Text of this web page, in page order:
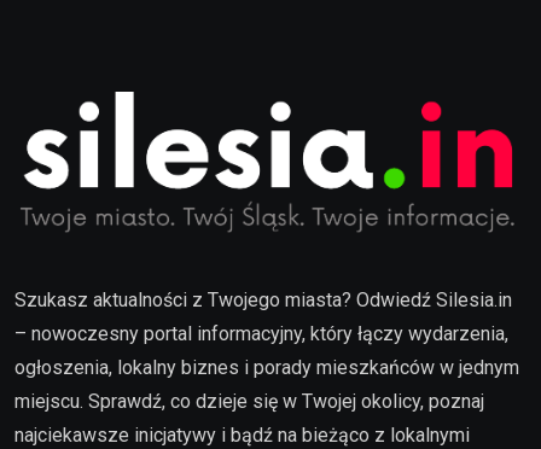
Szukasz aktualności z Twojego miasta? Odwiedź Silesia.in
– nowoczesny portal informacyjny, który łączy wydarzenia,
ogłoszenia, lokalny biznes i porady mieszkańców w jednym
miejscu. Sprawdź, co dzieje się w Twojej okolicy, poznaj
najciekawsze inicjatywy i bądź na bieżąco z lokalnymi